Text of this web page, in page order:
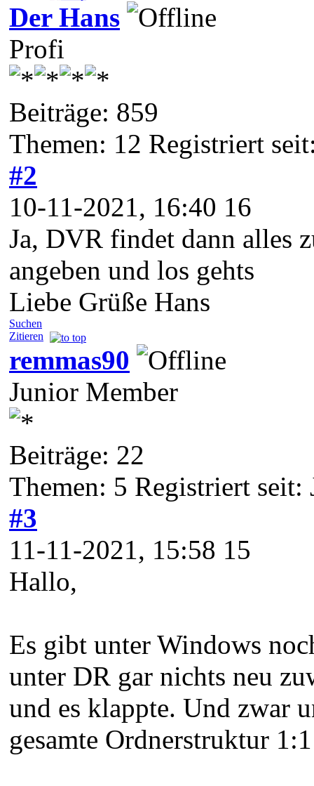
Der Hans
Profi
Beiträge: 859
Themen: 12 Registriert
#2
10-11-2021, 16:40 16
Ja, DVR findet dann alles
angeben und los gehts
Liebe Grüße Hans
Suchen
Zitieren
remmas90
Junior Member
Beiträge: 22
Themen: 5 Registriert seit:
#3
11-11-2021, 15:58 15
Hallo,
Es gibt unter Windows
unter DR gar nichts neu
und es klappte. Und zwar
gesamte Ordnerstruktur